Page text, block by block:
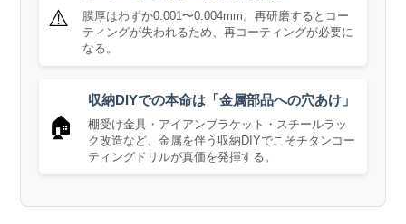
⚠️
膜厚はわずか0.001〜0.004mm。再研磨するとコー
ティングが失われるため、再コーティングが必要に
なる。
🏠
収納DIYでの本命は「金属部品への穴あけ」
棚受け金具・アイアンブラケット・スチールラッ
ク改造など、金属を伴う収納DIYでこそチタンコー
ティングドリルが真価を発揮する。